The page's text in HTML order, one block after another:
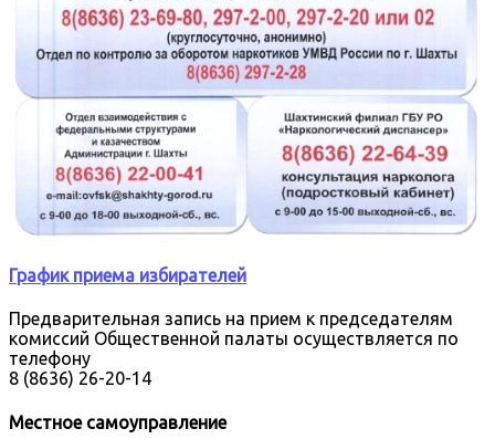
График приема избирателей
Предварительная запись на прием к председателям
комиссий Общественной палаты осуществляется по
телефону
8 (8636) 26-20-14
Местное самоуправление